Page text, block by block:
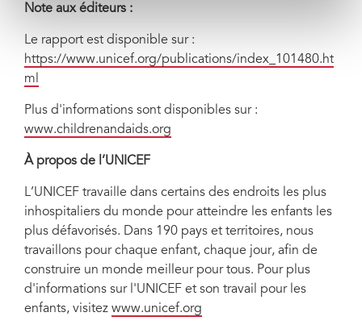
Note aux éditeurs :
Le rapport est disponible sur :
https://www.unicef.org/publications/index_101480.ht
ml
Plus d'informations sont disponibles sur :
www.childrenandaids.org
À propos de l’UNICEF
L’UNICEF travaille dans certains des endroits les plus
inhospitaliers du monde pour atteindre les enfants les
plus défavorisés. Dans 190 pays et territoires, nous
travaillons pour chaque enfant, chaque jour, afin de
construire un monde meilleur pour tous. Pour plus
d'informations sur l'UNICEF et son travail pour les
enfants, visitez www.unicef.org